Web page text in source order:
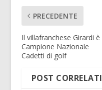
PRECEDENTE
Il villafranchese Girardi è
Campione Nazionale
Cadetti di golf
POST CORRELATI